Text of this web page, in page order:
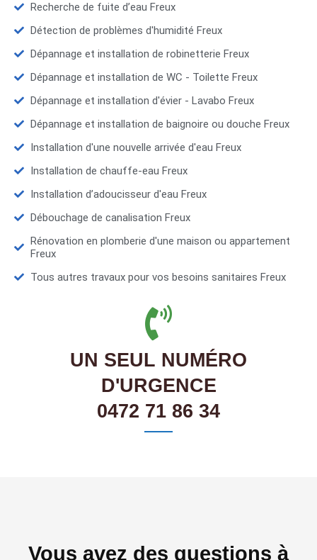
Recherche de fuite d’eau Freux
Détection de problèmes d'humidité Freux
Dépannage et installation de robinetterie Freux
Dépannage et installation de WC - Toilette Freux
Dépannage et installation d'évier - Lavabo Freux
Dépannage et installation de baignoire ou douche Freux
Installation d'une nouvelle arrivée d'eau Freux
Installation de chauffe-eau Freux
Installation d’adoucisseur d'eau Freux
Débouchage de canalisation Freux
Rénovation en plomberie d'une maison ou appartement
Freux
Tous autres travaux pour vos besoins sanitaires Freux
UN SEUL NUMÉRO
D'URGENCE
0472 71 86 34
Vous avez des questions à